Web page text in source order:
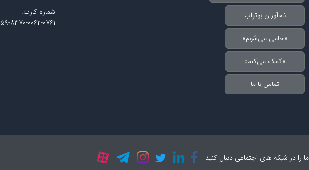
نام‌آوران بوتراب
«حامی می‌شوم»
«کمک می‌کنم»
تماس با ما
شماره کارت:
۵۸۵۹-۸۳۷۰-۰۰۶۲-
ما را در شبکه های اجتماعی دنبال کنید